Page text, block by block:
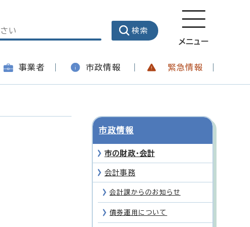
メニュー
事業者 市政情報 緊急情報
市政情報
市の財政・会計
会計事務
会計課からのお知らせ
債券運用について